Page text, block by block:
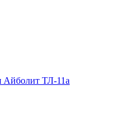
Айболит ТЛ-11а